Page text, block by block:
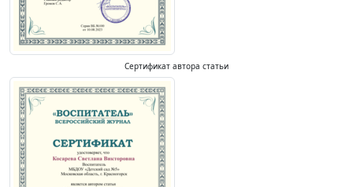
Сертификат автора статьи